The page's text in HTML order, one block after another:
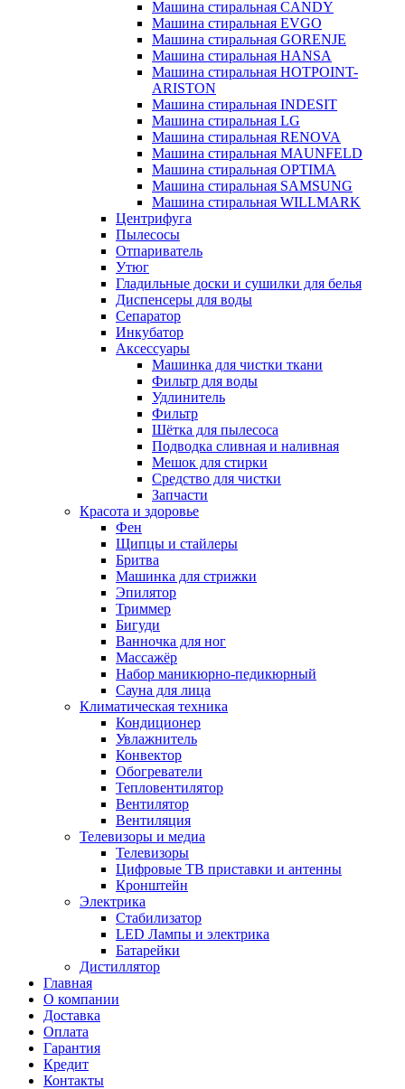
Машина стиральная CANDY
Машина стиральная EVGO
Машина стиральная GORENJE
Машина стиральная HANSA
Машина стиральная HOTPOINT-
ARISTON
Машина стиральная INDESIT
Машина стиральная LG
Машина стиральная RENOVA
Машина стиральная MAUNFELD
Машина стиральная OPTIMA
Машина стиральная SAMSUNG
Машина стиральная WILLMARK
Центрифуга
Пылесосы
Отпариватель
Утюг
Гладильные доски и сушилки для белья
Диспенсеры для воды
Сепаратор
Инкубатор
Аксессуары
Машинка для чистки ткани
Фильтр для воды
Удлинитель
Фильтр
Шётка для пылесоса
Подводка сливная и наливная
Мешок для стирки
Средство для чистки
Запчасти
Красота и здоровье
Фен
Щипцы и стайлеры
Бритва
Машинка для стрижки
Эпилятор
Триммер
Бигуди
Ванночка для ног
Массажёр
Набор маникюрно-педикюрный
Сауна для лица
Климатическая техника
Кондиционер
Увлажнитель
Конвектор
Обогреватели
Тепловентилятор
Вентилятор
Вентиляция
Телевизоры и медиа
Телевизоры
Цифровые ТВ приставки и антенны
Кронштейн
Электрика
Стабилизатор
LED Лампы и электрика
Батарейки
Дистиллятор
Главная
О компании
Доставка
Оплата
Гарантия
Кредит
Контакты